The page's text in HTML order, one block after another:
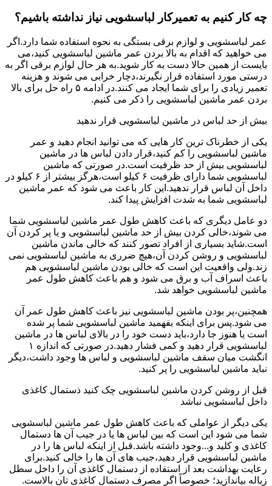
چه کار کنیم به تعمیرکار لباسشویی نیاز نداشته باشیم؟
عمر لباسشویی و لوازم برقی بستگی به نحوه استفاده شما دارد.اگر
می خواهید که اقدام به بالا بردن عمر ماشین لباسشویی کنید،می
بایست از همین حالا دست به کار شوید.به هر حال لوازم برقی اگر به
درستی مورد استفاده قرار نگیرند،دچار خرابی می شوند و هزینه
تعمیر زیادی را برای شما ایجاد می کنند.در ادامه ۵ راه حل برای بالا
بردن عمر ماشین لباسشویی را ذکر می کنیم.
بیش از حد لباس در ماشین لباسشویی قرار ندهید
یکی از خطرناک ترین کار هایی که می توانید انجام دهید و عمر
ماشین لباسشویی را کم کنید،قرار دادن لباس ها در ماشین
لباسشویی بیش از حد ظرفیت است.در صورتی که ماشین
لباسشویی شما دارای ظرفیت ۶ کیلو است،هرگز بیشتر از ۶ کیلو در
داخل آن لباس قرار ندهید.این کار باعث می شود که عمر ماشین
لباسشویی شما به شدت افزایش پیدا کند.
دو عامل دیگری که باعث کاهش طول عمر ماشین لباسشویی شما
می شوند،خالی کردن بیش از حد ماشین لباسشویی و یا پر کردن آن
است.شاید بسیاری از افراد تصور کنند که خالی ماندن ماشین
لباسشویی و روشن کردن آن،هیچ ضرری به ماشین لباسشویی نمی
زند.ولی واقعیت این است که خالی بودن ماشین لباسشویی هم
باعث اسراف آب و برق می شود و هم باعث کاهش طول عمر
ماشین لباسشویی خواهد شد.
همچنین،پر بودن ماشین لباسشویی نیز باعث کاهش طول عمر آن
می شود.پس برای اینکه بفهمید ماشین لباسشویی شما پر شده
است یا هنوز جا دارد،باید دست خود را در بالای لباس ها در ماشین
لباسشویی قرار دهید و کمی فشار دهید.در صورتی که اندازه ۱
انگشت میان سقف ماشین لباسشویی و لباس ها وجود داشت،دیگر
نباید ماشین لباسشویی را پر کنید.
قبل از روشن کردن ماشین لباسشویی چک کنید ذستمال کاغذی
داخل لباسشویی نباشد
یکی دیگر از عواملی که باعث کاهش طول عمر ماشین لباسشویی
شما می شود این است که بین لباس ها یا در جیب آن ها دستمال
کاغذی و کلید و...وجود داشته باشد.قبل از اینکه لباس ها را در
ماشین لباسشویی قرار دهید،جیب های آن ها را خالی کنید.برای
رعایت بهداشت بعد از استفاده از دستمال کاغذی آن را داخل سطل
زباله بیاندازید؛ خصوصاً اگر مصرف دستمال کاغذی تان بالاست.